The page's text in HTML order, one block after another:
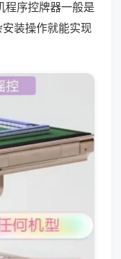
程序控牌器一般是
装操作就能实现